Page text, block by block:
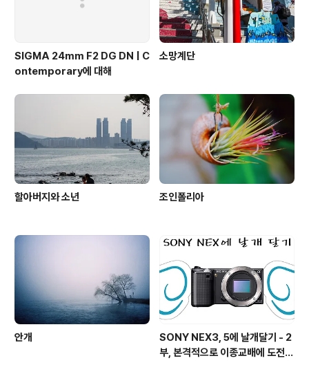
SIGMA 24mm F2 DG DN | C
ontemporary에 대해
소망계단
할아버지와 소년 조인폴리아
안개
SONY NEX3, 5에 날개달기 - 2
부, 본격적으로 이종교배에 도전하